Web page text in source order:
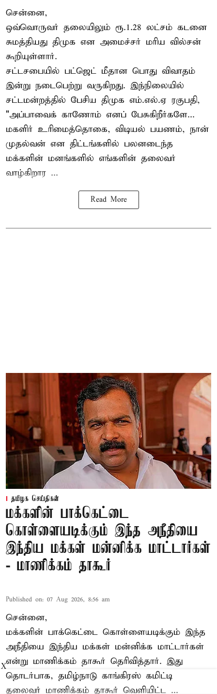
சென்னை,
ஒவ்வொருவர் தலையிலும் ரூ.1.28 லட்சம் கடனை
சுமத்தியது திமுக என அமைச்சர் மரிய வில்சன்
கூறியுள்ளார்.
சட்டசபையில் பட்ஜெட் மீதான பொது விவாதம்
இன்று நடைபெற்று வருகிறது. இந்நிலையில்
சட்டமன்றத்தில் பேசிய திமுக எம்.எல்.ஏ ரகுபதி,
"அப்பாவைக் காணோம் எனப் பேசுகிறீர்களே...
மகளிர் உரிமைத்தொகை, விடியல் பயணம், நான்
முதல்வன் என திட்டங்களில் பலனடைந்த
மக்களின் மனங்களில் எங்களின் தலைவர்
வாழ்கிறார ...
Read More
தமிழக செய்திகள்
மக்களின் பாக்கெட்டை
கொள்ளையடிக்கும் இந்த அநீதியை
இந்திய மக்கள் மன்னிக்க மாட்டார்கள்
- மாணிக்கம் தாகூர்
Published on: 07 Aug 2026, 8:56 am
சென்னை,
மக்களின் பாக்கெட்டை கொள்ளையடிக்கும் இந்த
அநீதியை இந்திய மக்கள் மன்னிக்க மாட்டார்கள்
என்று மாணிக்கம் தாகூர் தெரிவித்தார். இது
தொடர்பாக, தமிழ்நாடு காங்கிரஸ் கமிட்டி
தலைவர் மாணிக்கம் தாகூர் வெளியிட்ட ...
X